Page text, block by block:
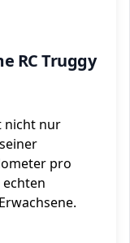
RC Truggy
nicht nur
pro
echten